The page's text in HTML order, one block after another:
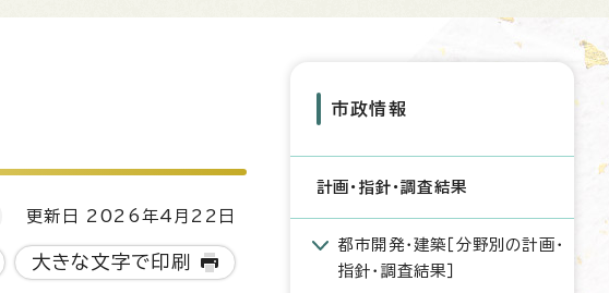
更新日 2026年4月22日
大きな文字で印刷
市政情報
計画・指針・調査結果
都市開発・建築［分野別の計画・
指針・調査結果］